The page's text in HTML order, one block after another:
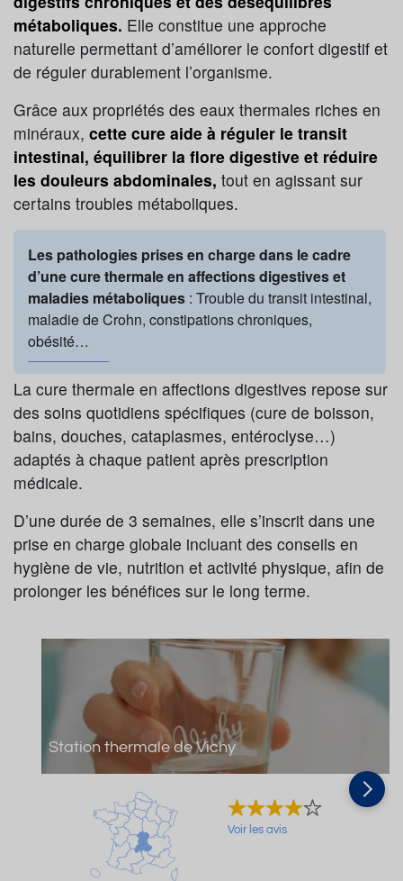
métaboliques. Elle constitue une approche
naturelle permettant d’améliorer le confort digestif et
de réguler durablement l’organisme.
Grâce aux propriétés des eaux thermales riches en
minéraux, cette cure aide à réguler le transit
intestinal, équilibrer la flore digestive et réduire
les douleurs abdominales, tout en agissant sur
certains troubles métaboliques.
Les pathologies prises en charge dans le cadre
d’une cure thermale en affections digestives et
maladies métaboliques : Trouble du transit intestinal,
maladie de Crohn, constipations chroniques,
obésité…
La cure thermale en affections digestives repose sur
des soins quotidiens spécifiques (cure de boisson,
bains, douches, cataplasmes, entéroclyse…)
adaptés à chaque patient après prescription
médicale.
D’une durée de 3 semaines, elle s’inscrit dans une
prise en charge globale incluant des conseils en
hygiène de vie, nutrition et activité physique, afin de
prolonger les bénéfices sur le long terme.
Station thermale de Vichy
Voir les avis